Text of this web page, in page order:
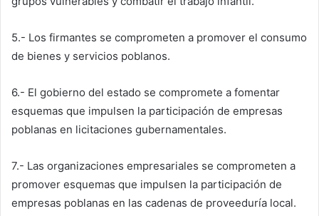
5.- Los firmantes se comprometen a promover el consumo
de bienes y servicios poblanos.
6.- El gobierno del estado se compromete a fomentar
esquemas que impulsen la participación de empresas
poblanas en licitaciones gubernamentales.
7.- Las organizaciones empresariales se comprometen a
promover esquemas que impulsen la participación de
empresas poblanas en las cadenas de proveeduría local.